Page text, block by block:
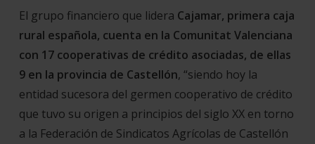
El grupo financiero que lidera Cajamar, primera caja
rural española, cuenta en la Comunitat Valenciana
con 17 cooperativas de crédito asociadas, de ellas
9 en la provincia de Castellón, “siendo hoy la
entidad sucesora del germen cooperativo de crédito
que tuvo su origen a principios del siglo XX en torno
a la Federación de Sindicatos Agrícolas de Castellón